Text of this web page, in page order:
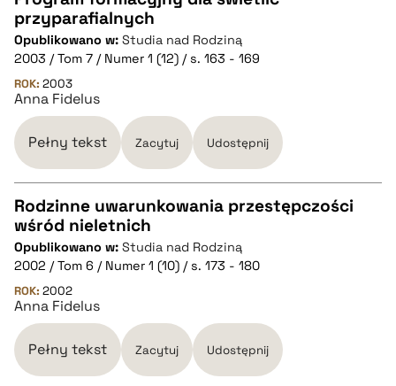
CZYSTY TEKST
pobierz cytat
BIBTEX
pobierz cytat
przyparafialnych
Opublikowano w: Studia nad Rodziną
2003 / Tom 7 / Numer 1 (12) / s. 163 - 169
ROK: 2003
Anna Fidelus
Pełny tekst Zacytuj Udostępnij
CZYSTY TEKST
pobierz cytat
BIBTEX
Rodzinne uwarunkowania przestępczości
wśród nieletnich
Opublikowano w: Studia nad Rodziną
2002 / Tom 6 / Numer 1 (10) / s. 173 - 180
ROK: 2002
Anna Fidelus
Pełny tekst Zacytuj Udostępnij